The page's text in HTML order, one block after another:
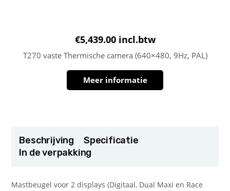
€5,439.00 incl.btw
T270 vaste Thermische camera (640×480, 9Hz, PAL)
Meer informatie
Beschrijving
Specificatie
In de verpakking
Mastbeugel voor 2 displays (Digitaal, Dual Maxi en Race